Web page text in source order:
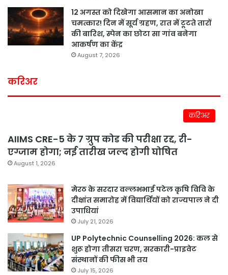
12 अगस्त को दिखेगा आसमान का अनोखा
चमत्कार! दिन में सूर्य ग्रहण, रात में टूटते तारों
की बारिश, स्पेन का छोटा सा गांव बनेगा
आकर्षण का केंद्र
August 7, 2026
करिअर
करिअर
AIIMS CRE-5 के 7 ग्रुप कोड की परीक्षा रद्द, री-
एग्जाम होगा; नई तारीख जल्द होगी घोषित
August 1, 2026
मेरठ के सरदार वल्लभभाई पटेल कृषि विवि के
दीक्षांत समारोह में विद्यार्थियों को राज्यपाल ने दी
उपाधियां
July 21, 2026
UP Polytechnic Counselling 2026: कल से
शुरू होगा तीसरा चरण, सरकारी-प्राइवेट
संस्थानों की फीस भी तय
July 15, 2026